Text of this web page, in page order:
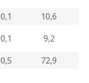
0,1
10,6
0,1
9,2
0,5
72,9